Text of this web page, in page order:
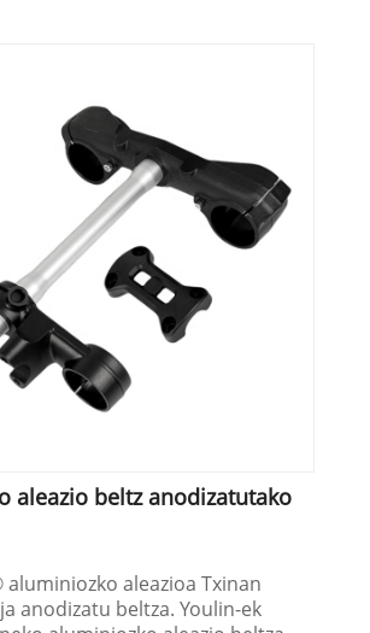
aleazio beltz anodizatutako
aluminiozko aleazioa Txinan
anodizatu beltza. Youlin-ek